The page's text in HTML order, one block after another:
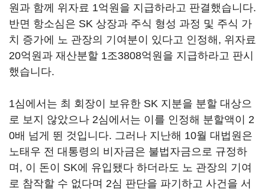
원과 함께 위자료 1억원을 지급하라고 판결했습니다.
반면 항소심은 SK 상장과 주식 형성 과정 및 주식 가
치 증가에 노 관장의 기여분이 있다고 인정해, 위자료
20억원과 재산분할 1조3808억원을 지급하라고 판시
했습니다.
1심에서는 최 회장이 보유한 SK 지분을 분할 대상으
로 보지 않았으나 2심에서는 이를 인정해 분할액이 2
0배 넘게 뛴 것입니다. 그러나 지난해 10월 대법원은
노태우 전 대통령의 비자금은 불법자금으로 규정하
며, 이 돈이 SK에 유입됐다 하더라도 노 관장의 기여
로 참작할 수 없다며 2심 판단을 파기하고 사건을 서